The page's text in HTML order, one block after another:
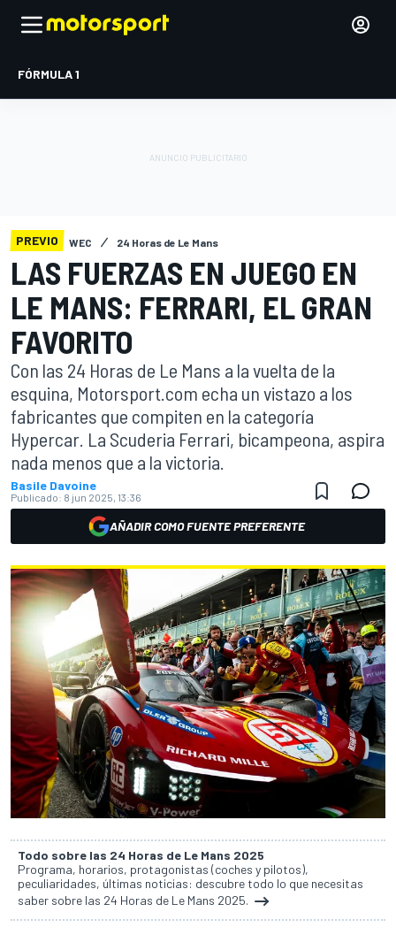
FÓRMULA 1
PREVIO WEC 24 Horas de Le Mans
LAS FUERZAS EN JUEGO EN
LE MANS: FERRARI, EL GRAN
FAVORITO
Con las 24 Horas de Le Mans a la vuelta de la
esquina, Motorsport.com echa un vistazo a los
fabricantes que compiten en la categoría
Hypercar. La Scuderia Ferrari, bicampeona, aspira
nada menos que a la victoria.
Basile Davoine
Publicado: 8 jun 2025, 13:36
AÑADIR COMO FUENTE PREFERENTE
Todo sobre las 24 Horas de Le Mans 2025
Programa, horarios, protagonistas (coches y pilotos),
peculiaridades, últimas noticias: descubre todo lo que necesitas
saber sobre las 24 Horas de Le Mans 2025.